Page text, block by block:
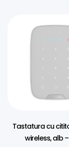
Tastatura cu
wireless, alb